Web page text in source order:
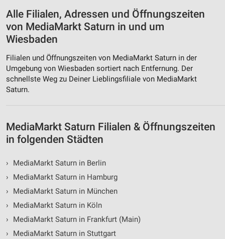
Alle Filialen, Adressen und Öffnungszeiten
von MediaMarkt Saturn in und um
Wiesbaden
Filialen und Öffnungszeiten von MediaMarkt Saturn in der
Umgebung von Wiesbaden sortiert nach Entfernung. Der
schnellste Weg zu Deiner Lieblingsfiliale von MediaMarkt
Saturn.
MediaMarkt Saturn Filialen & Öffnungszeiten
in folgenden Städten
›
MediaMarkt Saturn in Berlin
›
MediaMarkt Saturn in Hamburg
›
MediaMarkt Saturn in München
›
MediaMarkt Saturn in Köln
›
MediaMarkt Saturn in Frankfurt (Main)
›
MediaMarkt Saturn in Stuttgart